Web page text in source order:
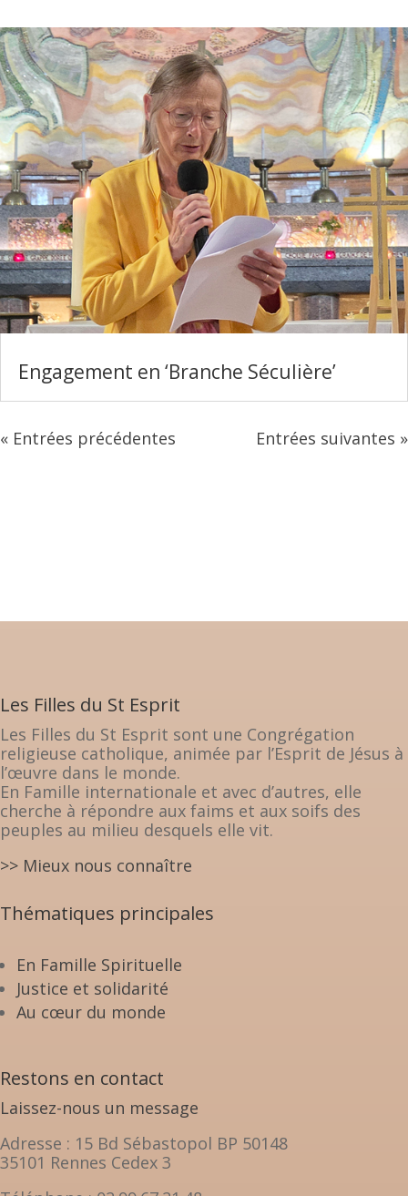
Engagement en ‘Branche Séculière’
« Entrées précédentes Entrées suivantes »
Les Filles du St Esprit
Les Filles du St Esprit sont une Congrégation
religieuse catholique, animée par l’Esprit de Jésus à
l’œuvre dans le monde.
En Famille internationale et avec d’autres, elle
cherche à répondre aux faims et aux soifs des
peuples au milieu desquels elle vit.
>> Mieux nous connaître
Thématiques principales
En Famille Spirituelle
Justice et solidarité
Au cœur du monde
Restons en contact
Laissez-nous un message
Adresse : 15 Bd Sébastopol BP 50148
35101 Rennes Cedex 3